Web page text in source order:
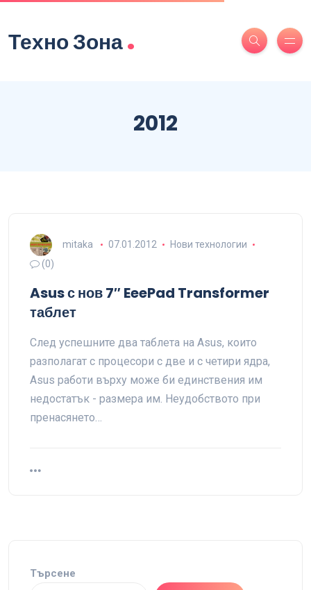
Техно Зона.
2012
mitaka 07.01.2012
Нови технологии
(0)
Asus с нов 7″ EeePad Transformer
таблет
След успешните два таблета на Asus, които
разполагат с процесори с две и с четири ядра,
Asus работи върху може би единствения им
недостатък - размера им. Неудобството при
пренасянето…
Търсене